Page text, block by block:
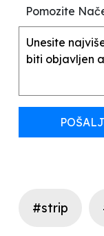
Pomozite
#strip